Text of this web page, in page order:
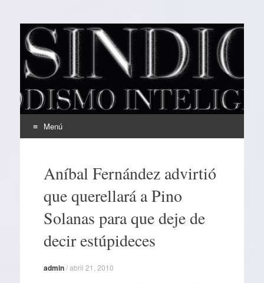
EL SINDICAL
Periodismo Inteligente
Menú
contenidoAníbal Fernández advirtió
que querellará a Pino
Solanas para que deje de
decir estúpideces
admin/abril 21, 2010